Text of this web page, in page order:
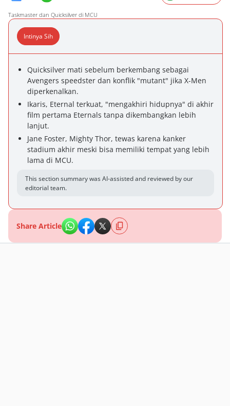
Taskmaster dan Quicksilver di MCU
Intinya Sih
Quicksilver mati sebelum berkembang sebagai
Avengers speedster dan konflik "mutant" jika X-Men
diperkenalkan.
Ikaris, Eternal terkuat, "mengakhiri hidupnya" di akhir
film pertama Eternals tanpa dikembangkan lebih
lanjut.
Jane Foster, Mighty Thor, tewas karena kanker
stadium akhir meski bisa memiliki tempat yang lebih
lama di MCU.
This section summary was AI-assisted and reviewed by our
editorial team.
Share Article